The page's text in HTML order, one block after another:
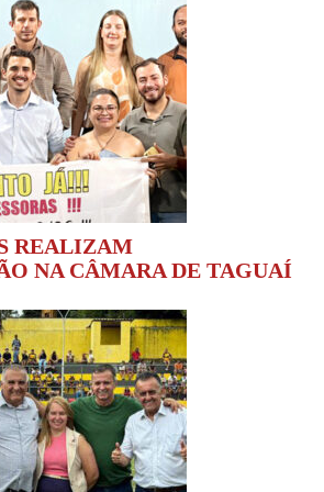
REALIZAM
NA CÂMARA DE TAGUAÍ